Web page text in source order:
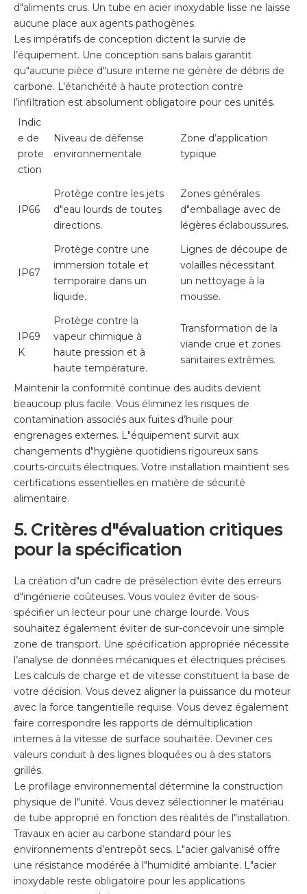
d"aliments crus. Un tube en acier inoxydable lisse ne laisse
aucune place aux agents pathogènes.
Les impératifs de conception dictent la survie de
l’équipement. Une conception sans balais garantit
qu"aucune pièce d"usure interne ne génère de débris de
carbone. L’étanchéité à haute protection contre
l’infiltration est absolument obligatoire pour ces unités.
Indic
e de
prote
ction
Niveau de défense
environnementale
Zone d’application
typique
IP66
Protège contre les jets
d"eau lourds de toutes
directions.
Zones générales
d"emballage avec de
légères éclaboussures.
IP67
Protège contre une
immersion totale et
temporaire dans un
liquide.
Lignes de découpe de
volailles nécessitant
un nettoyage à la
mousse.
IP69
K
Protège contre la
vapeur chimique à
haute pression et à
haute température.
Transformation de la
viande crue et zones
sanitaires extrêmes.
Maintenir la conformité continue des audits devient
beaucoup plus facile. Vous éliminez les risques de
contamination associés aux fuites d’huile pour
engrenages externes. L"équipement survit aux
changements d"hygiène quotidiens rigoureux sans
courts-circuits électriques. Votre installation maintient ses
certifications essentielles en matière de sécurité
alimentaire.
5. Critères d"évaluation critiques
pour la spécification
La création d"un cadre de présélection évite des erreurs
d"ingénierie coûteuses. Vous voulez éviter de sous-
spécifier un lecteur pour une charge lourde. Vous
souhaitez également éviter de sur-concevoir une simple
zone de transport. Une spécification appropriée nécessite
l’analyse de données mécaniques et électriques précises.
Les calculs de charge et de vitesse constituent la base de
votre décision. Vous devez aligner la puissance du moteur
avec la force tangentielle requise. Vous devez également
faire correspondre les rapports de démultiplication
internes à la vitesse de surface souhaitée. Deviner ces
valeurs conduit à des lignes bloquées ou à des stators
grillés.
Le profilage environnemental détermine la construction
physique de l"unité. Vous devez sélectionner le matériau
de tube approprié en fonction des réalités de l"installation.
Travaux en acier au carbone standard pour les
environnements d’entrepôt secs. L"acier galvanisé offre
une résistance modérée à l"humidité ambiante. L"acier
inoxydable reste obligatoire pour les applications